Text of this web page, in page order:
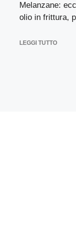
Melanzane:
olio in frittura,
LEGGI TUTTO